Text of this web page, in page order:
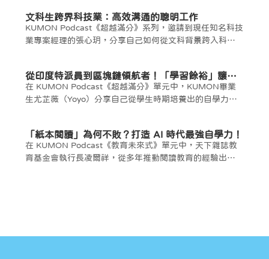
文科生跨界科技業：高效溝通的聰明工作
KUMON Podcast《超越滿分》系列，邀請到現任知名科技
業專案經理的張心玥，分享自己如何從文科背景跨入科技
從印度特派員到區塊鏈領航者！「學習餘裕」讓她
勇於挑戰未知！
在 KUMON Podcast《超越滿分》單元中，KUMON畢業
生尤芷薇（Yoyo）分享自己從學生時期培養出的自學力，
「紙本閱讀」為何不敗？打造 AI 時代最強自學力！
在 KUMON Podcast《教育未來式》單元中，天下雜誌教
育基金會執行長凌爾祥，從多年推動閱讀教育的經驗出